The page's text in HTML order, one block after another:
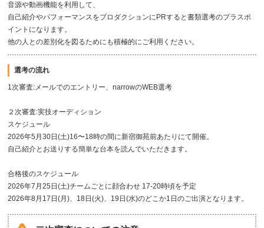
音源や動画機能を利用して、
自己紹介やパフォーマンスをプロダクションにPRすると書類選考のプラスポ
イントになります。
他の人との差別化を図るためにも積極的にご利用ください。
選考の流れ
1次審査:メールでのエントリー、narrowのWEB選考
２次審査:実技オーディション
スケジュール
2026年5月30日(土)16〜18時の間に新宿御苑前あたりにて開催。
自己紹介とお送りする簡単な台本を読んでいただきます。
合格後のスケジュール
2026年7月25日(土)チームごとに顔合わせ 17-20時頃を予定
2026年8月17日(月)、18日(火)、19日(水)のどこか1日のご出演となります。